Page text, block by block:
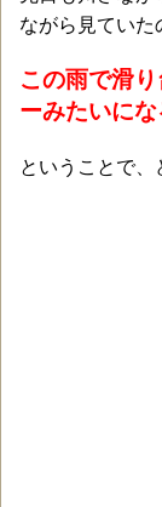
ながら見ていた
この雨で滑
ーみたいに
ということで、